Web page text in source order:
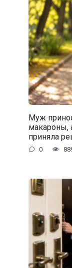
Муж
макароны,
приняла
0